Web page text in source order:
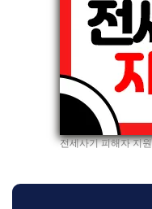
전세사기 피해자 지